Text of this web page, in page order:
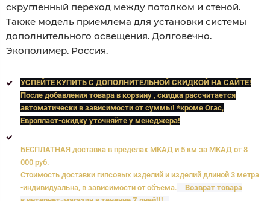
скруглённый переход между потолком и стеной.
Также модель приемлема для установки системы
дополнительного освещения. Долговечно.
Экополимер. Россия.
УСПЕЙТЕ КУПИТЬ C ДОПОЛНИТЕЛЬНОЙ СКИДКОЙ НА САЙТЕ!
После добавления товара в корзину , скидка рассчитается
автоматически в зависимости от суммы! *кроме Orac,
Европласт-скидку уточняйте у менеджера!
БЕСПЛАТНАЯ доставка в пределах МКАД и 5 км за МКАД от 8
000 руб.
Стоимость доставки гипсовых изделий и изделий длиной 3 метра
-индивидуальна, в зависимости от объема.
Возврат товара